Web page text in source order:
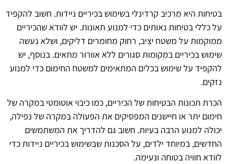
בטיחות היא מרכיב קרדינלי בשימוש בכיריים ניידות. חשוב להקפיד
על כללי בטיחות נאותים כדי למנוע תאונות. יש לוודא שהכיריים
ממוקמות על משטח יציב, רחוק מחומרים דליקים, ושלא נעשה
שימוש בכיריים במקומות סגורים ללא אוורור מתאים. בנוסף, יש
להקפיד על שימוש בכלים המתאימים למשטח החימום כדי למנוע
נזקים.
הכרת תכונות הבטיחות של הכיריים, כמו כיבוי אוטומטי במקרה של
חימום יתר או חיישנים המפסיקים את הפעולה במקרה של נפילה,
יכולה למנוע הרבה בעיות. חשוב גם להדריך את המשתמשים
החדשים, במיוחד ילדים, על הסכנות שבשימוש בכיריים ניידות כדי
לוודא חוויה בטוחה ונעימה.